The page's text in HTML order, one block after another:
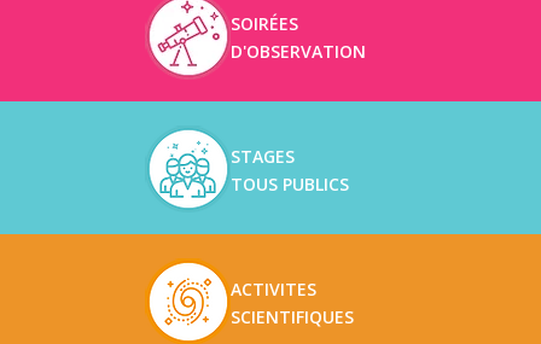
SOIRÉES
D'OBSERVATION
STAGES
TOUS PUBLICS
ACTIVITES
SCIENTIFIQUES